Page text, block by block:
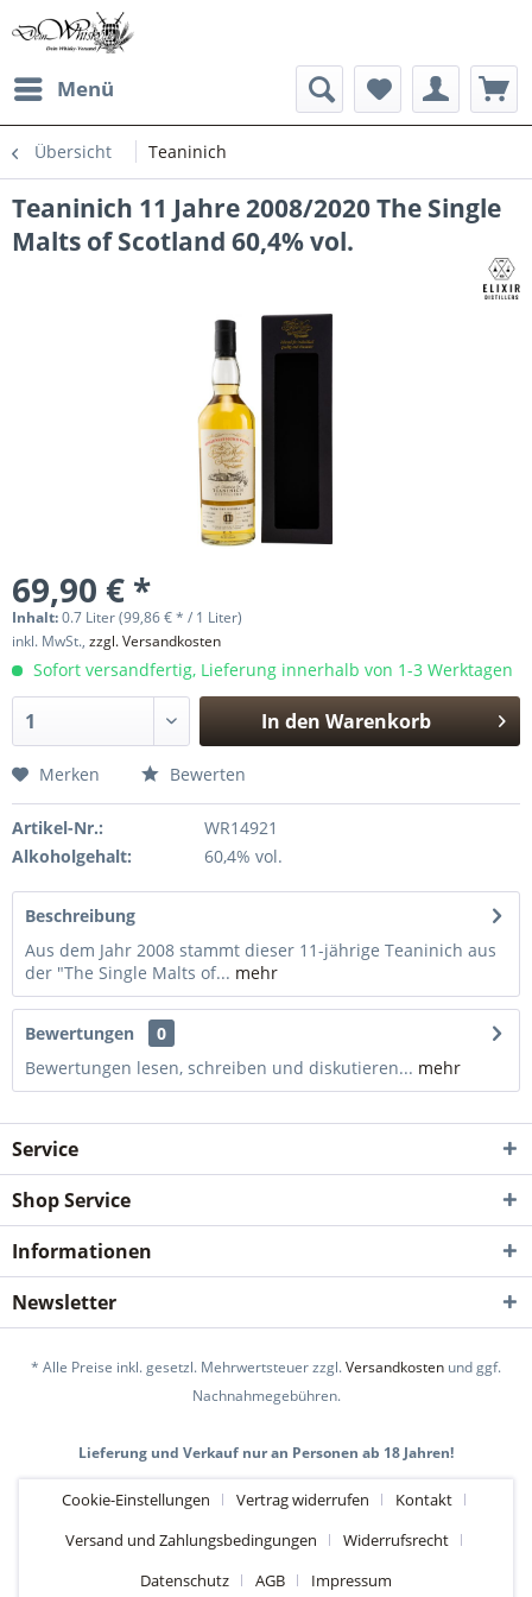
Menü
Übersicht Teaninich
Teaninich 11 Jahre 2008/2020 The Single
Malts of Scotland 60,4% vol.
69,90 € *
Inhalt:0.7 Liter (99,86 € * / 1 Liter)
inkl. MwSt., zzgl. Versandkosten
Sofort versandfertig, Lieferung innerhalb von 1-3 Werktagen
In den Warenkorb
Merken Bewerten
Artikel-Nr.:
WR14921
Alkoholgehalt:
60,4% vol.
Beschreibung
Aus dem Jahr 2008 stammt dieser 11-jährige Teaninich aus
der "The Single Malts of... mehr
Bewertungen
0
Bewertungen lesen, schreiben und diskutieren... mehr
Service
Shop Service
Informationen
Newsletter
* Alle Preise inkl. gesetzl. Mehrwertsteuer zzgl.Versandkosten und ggf.
Nachnahmegebühren.
Lieferung und Verkauf nur an Personen ab 18 Jahren!
Cookie-Einstellungen Vertrag widerrufen
Kontakt
Versand und Zahlungsbedingungen
Widerrufsrecht
Datenschutz
AGB Impressum